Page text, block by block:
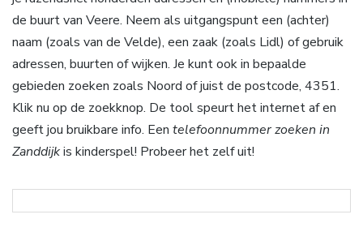
de buurt van Veere. Neem als uitgangspunt een (achter)
naam (zoals van de Velde), een zaak (zoals Lidl) of gebruik
adressen, buurten of wijken. Je kunt ook in bepaalde
gebieden zoeken zoals Noord of juist de postcode, 4351.
Klik nu op de zoekknop. De tool speurt het internet af en
geeft jou bruikbare info. Een telefoonnummer zoeken in
Zanddijkis kinderspel! Probeer het zelf uit!